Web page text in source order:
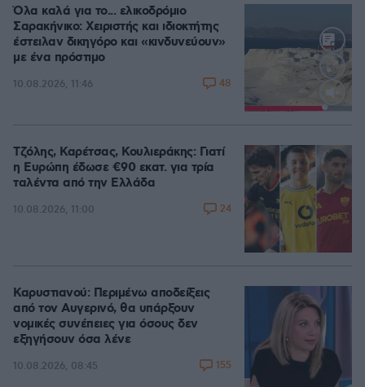
Loaded:
Όλα καλά για το... ελικοδρόμιο
Σαρακήνικο: Χειριστής και ιδιοκτήτης
έστειλαν δικηγόρο και «κινδυνεύουν»
με ένα πρόστιμο
10.08.2026, 11:46 48
Τζόλης, Καρέτσας, Κουλιεράκης: Γιατί
η Ευρώπη έδωσε €90 εκατ. για τρία
ταλέντα από την Ελλάδα
10.08.2026, 11:00 24
Καρυστιανού: Περιμένω αποδείξεις
από τον Αυγερινό, θα υπάρξουν
νομικές συνέπειες για όσους δεν
εξηγήσουν όσα λένε
10.08.2026, 08:45 155